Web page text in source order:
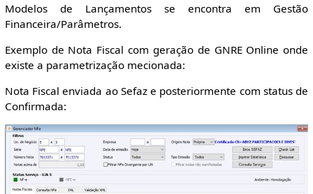
Modelos de Lançamentos se encontra em Gestão
Financeira/Parâmetros.
Exemplo de Nota Fiscal com geração de GNRE Online onde
existe a parametrização mecionada:
Nota Fiscal enviada ao Sefaz e posteriormente com status de
Confirmada: